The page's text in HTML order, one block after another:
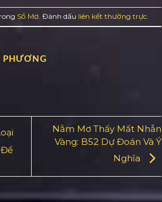
Sổ Mơ. Đánh dấu liên kết thường trực.
PHƯƠNG
Để
Nằm Mơ Thấy Mất Nhẫn
Vàng: B52 Dự Đoán Và Ý
Nghĩa